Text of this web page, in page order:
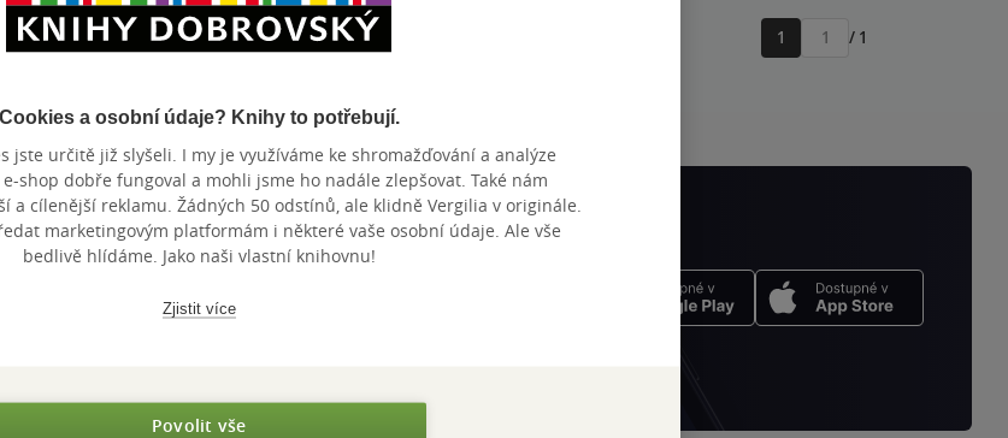
Zobrazeno 20 z 20
1
Přejít
/ 1
Cookies a osobní údaje? Knihy to potřebují.
jste určitě již slyšeli. I my je využíváme ke shromažďování a analýze
shop dobře fungoval a mohli jsme ho nadále zlepšovat. Také nám
a cílenější reklamu. Žádných 50 odstínů, ale klidně Vergilia v originále.
marketingovým platformám i některé vaše osobní údaje. Ale vše
bedlivě hlídáme. Jako naši vlastní knihovnu!
Zjistit více
Povolit vše